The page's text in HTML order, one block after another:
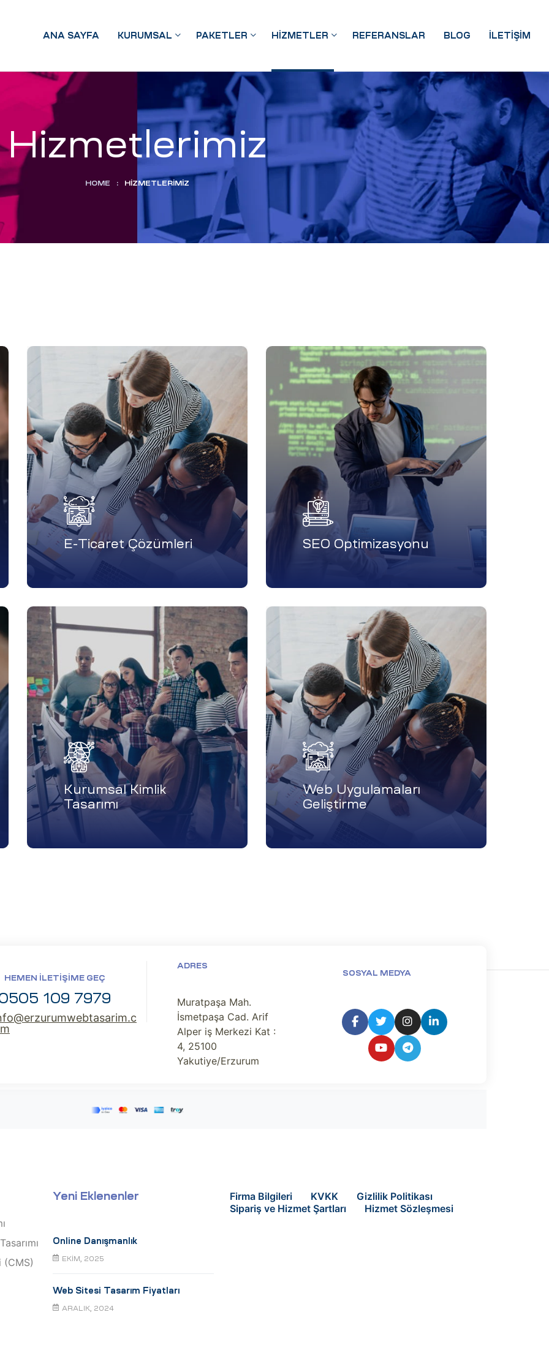
ANA SAYFA KURUMSAL PAKETLER HIZMETLER REFERANSLAR BLOG İLETIŞIM
Hizmetlerimiz
HOME : HIZMETLERIMIZ
E-Ticaret Çözümleri SEO Optimizasyonu
Kurumsal Kimlik
Tasarımı
Web Uygulamaları
Geliştirme
HEMEN İLETIŞIME GEÇ
109 7979
ADRES
Muratpaşa Mah.
İsmetpaşa Cad. Arif
Alper iş Merkezi Kat :
4, 25100
Yakutiye/Erzurum
SOSYAL MEDYA
(CMS)
Yeni Eklenenler
Online Danışmanlık
EKIM, 2025
Web Sitesi Tasarım Fiyatları
ARALIK, 2024
Firma Bilgileri KVKK
Gizlilik Politikası
Sipariş ve Hizmet Şartları
Hizmet Sözleşmesi